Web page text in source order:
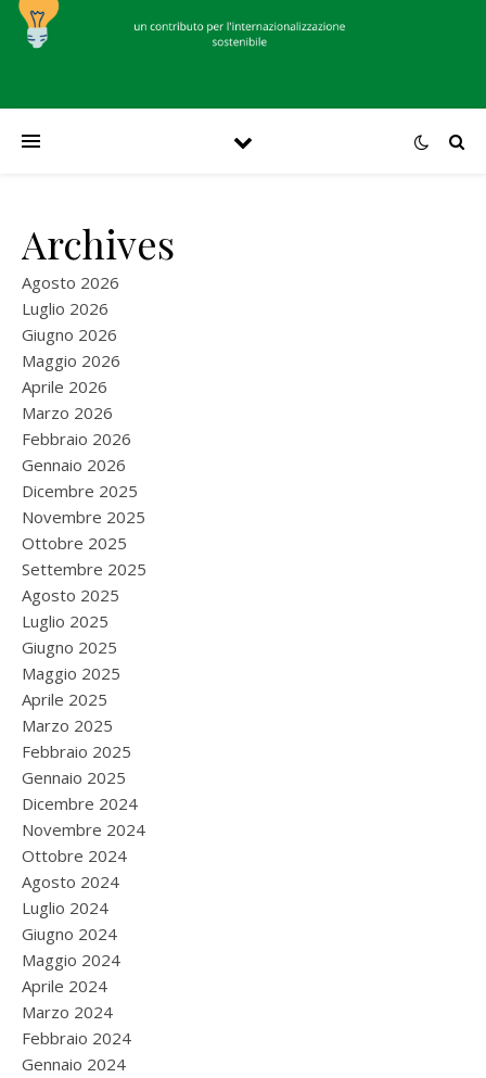
Archives
Agosto 2026
Luglio 2026
Giugno 2026
Maggio 2026
Aprile 2026
Marzo 2026
Febbraio 2026
Gennaio 2026
Dicembre 2025
Novembre 2025
Ottobre 2025
Settembre 2025
Agosto 2025
Luglio 2025
Giugno 2025
Maggio 2025
Aprile 2025
Marzo 2025
Febbraio 2025
Gennaio 2025
Dicembre 2024
Novembre 2024
Ottobre 2024
Agosto 2024
Luglio 2024
Giugno 2024
Maggio 2024
Aprile 2024
Marzo 2024
Febbraio 2024
Gennaio 2024